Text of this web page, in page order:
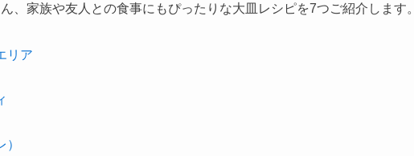
、家族や友人との食事にもぴったりな大皿レシピを7つご紹介します。
リア